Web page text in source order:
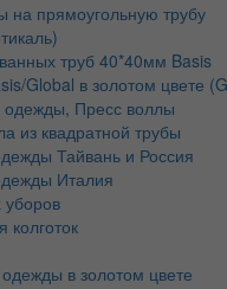
на прямоугольную трубу
труб 40*40мм Basis
Global в золотом цвете
одежды, Пресс воллы
из квадратной трубы
Тайвань и Россия
Италия
уборов
колготок
в золотом цвете